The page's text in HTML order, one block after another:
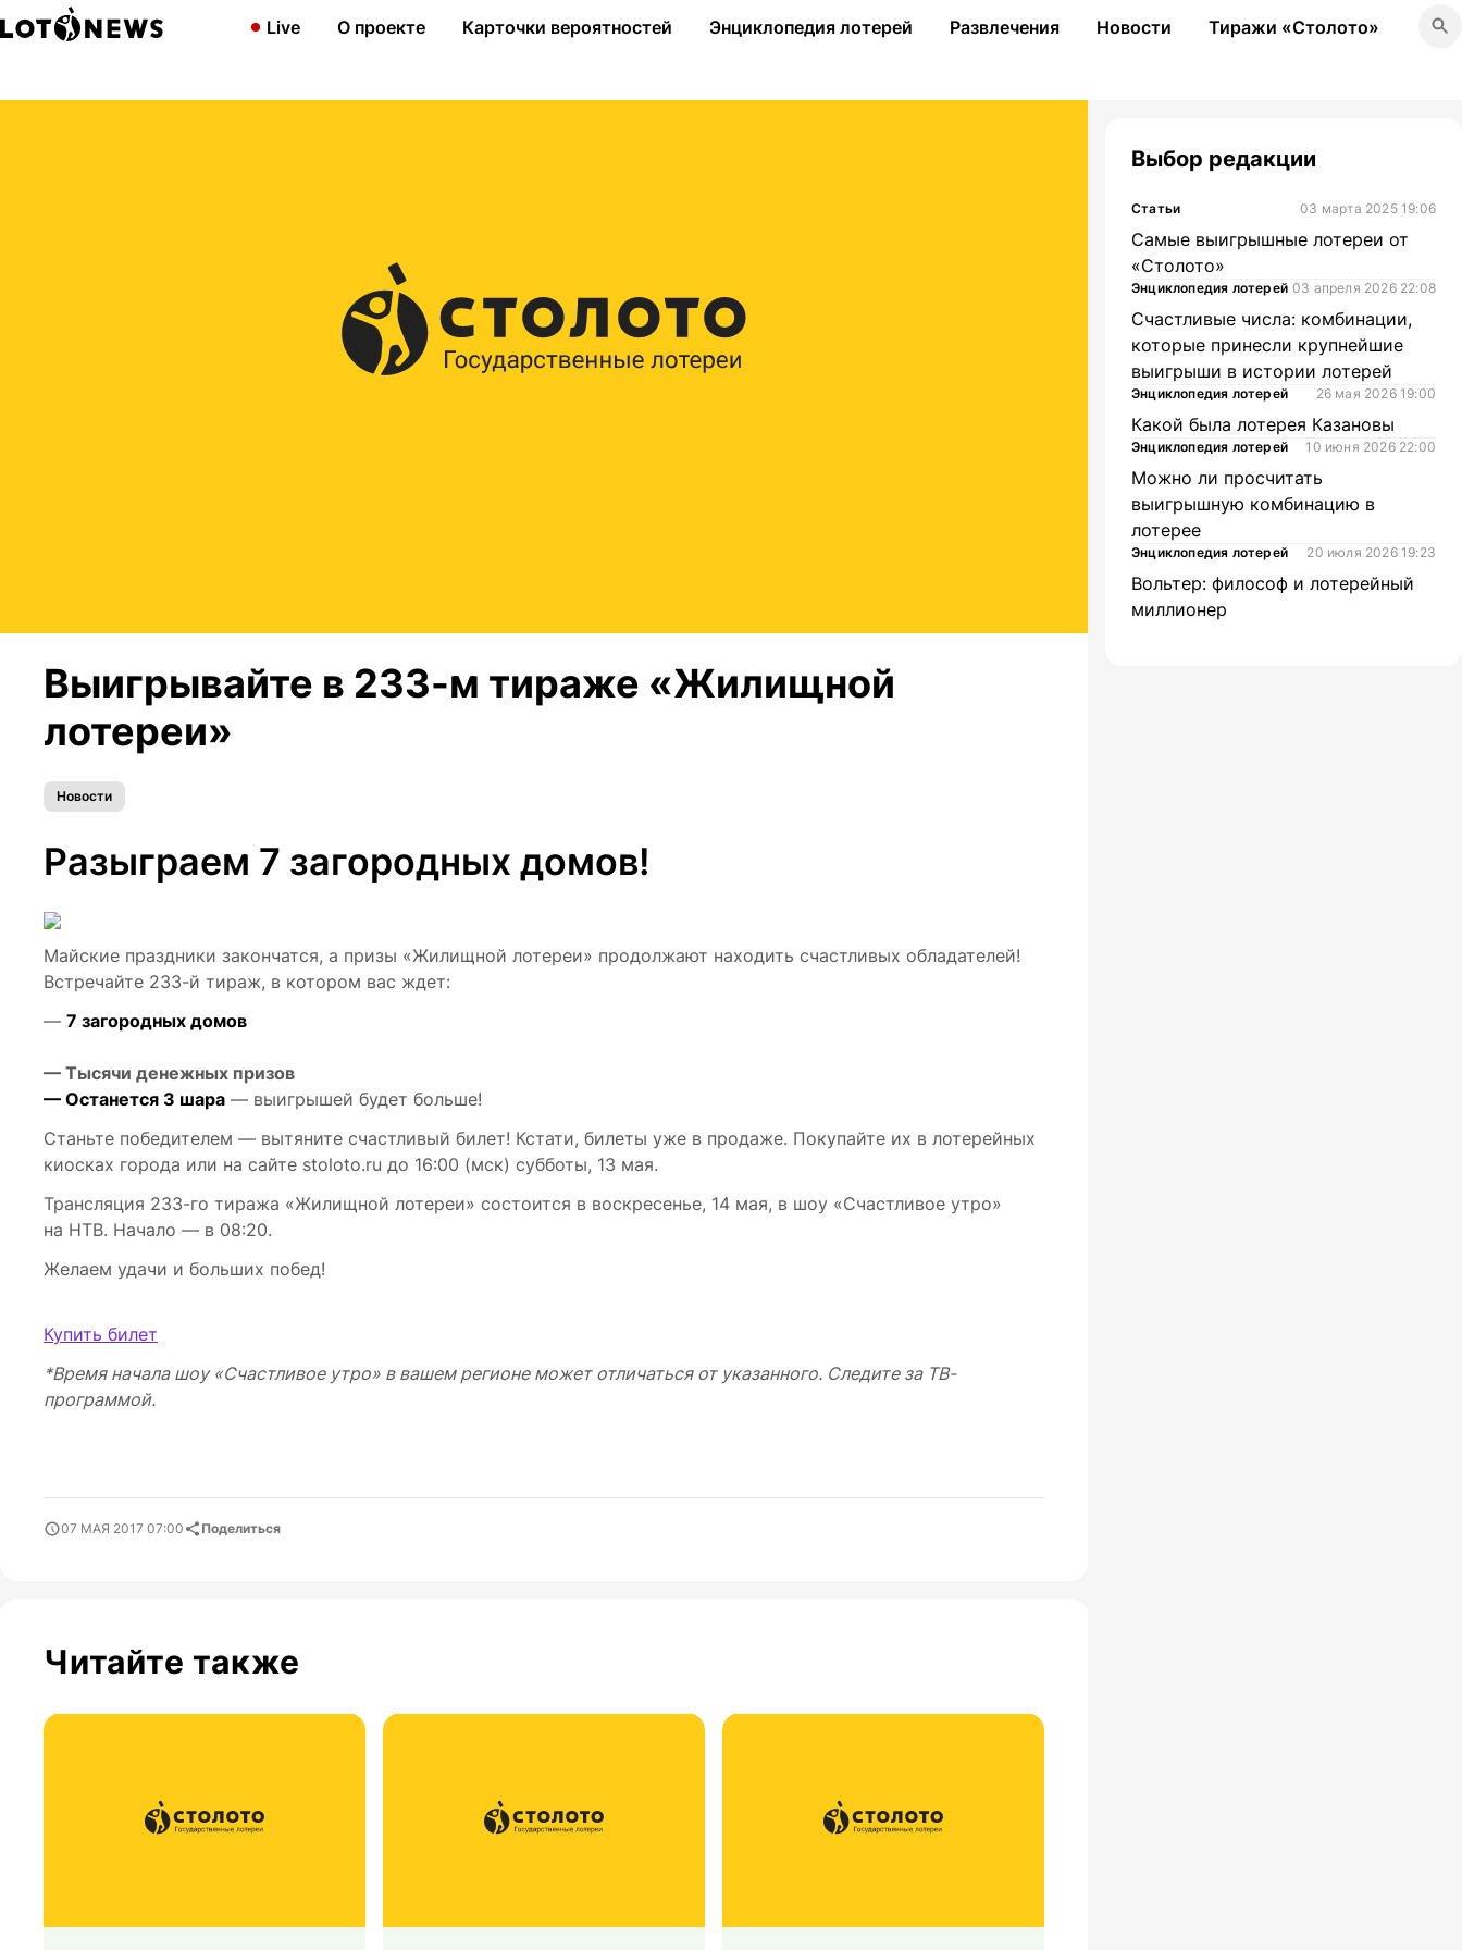
Live О проекте Карточки вероятностей Энциклопедия лотерей Развлечения Новости Тиражи «Столото»
Выигрывайте в 233-м тираже «Жилищной
лотереи»
Новости
Разыграем 7 загородных домов!
Майские праздники закончатся, а призы «Жилищной лотереи» продолжают находить счастливых обладателей!
Встречайте 233-й тираж, в котором вас ждет:
— 7 загородных домов
— Тысячи денежных призов
— Останется 3 шара — выигрышей будет больше!
Станьте победителем — вытяните счастливый билет! Кстати, билеты уже в продаже. Покупайте их в лотерейных
киосках города или на сайте stoloto.ru до 16:00 (мск) субботы, 13 мая.
Трансляция 233-го тиража «Жилищной лотереи» состоится в воскресенье, 14 мая, в шоу «Счастливое утро»
на НТВ. Начало — в 08:20.
Желаем удачи и больших побед!
Купить билет
*Время начала шоу «Счастливое утро» в вашем регионе может отличаться от указанного. Следите за ТВ-
программой.
07 МАЯ 2017 07:00 Поделиться
Читайте также
Выбор редакции
Статьи 03 марта 2025 19:06
Самые выигрышные лотереи от
«Столото»
Энциклопедия лотерей 03 апреля 2026 22:08
Счастливые числа: комбинации,
которые принесли крупнейшие
выигрыши в истории лотерей
Энциклопедия лотерей 26 мая 2026 19:00
Какой была лотерея Казановы
Энциклопедия лотерей 10 июня 2026 22:00
Можно ли просчитать
выигрышную комбинацию в
лотерее
Энциклопедия лотерей 20 июля 2026 19:23
Вольтер: философ и лотерейный
миллионер